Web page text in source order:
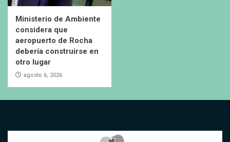
Ministerio de Ambiente
considera que
aeropuerto de Rocha
debería construirse en
otro lugar
agosto 6, 2026